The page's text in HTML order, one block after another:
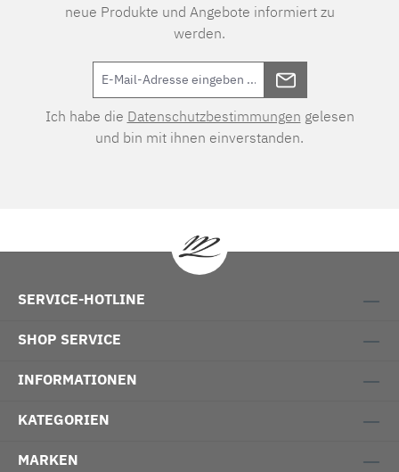
neue Produkte und Angebote informiert zu
werden.
Ich habe die Datenschutzbestimmungen gelesen
und bin mit ihnen einverstanden.
SERVICE-HOTLINE
SHOP SERVICE
INFORMATIONEN
KATEGORIEN
MARKEN